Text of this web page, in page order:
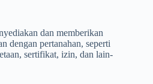
dan memberikan
dengan pertanahan, seperti
sertifikat, izin, dan lain-